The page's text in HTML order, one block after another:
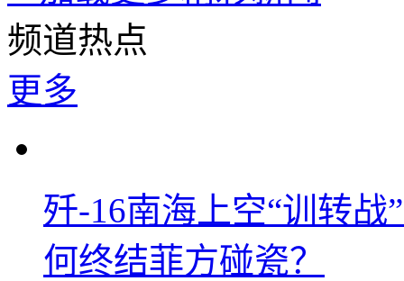
频道热点
更多
歼-16南海上空“训转
何终结菲方碰瓷？